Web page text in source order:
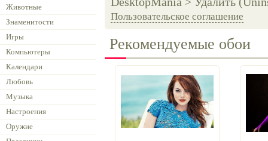
Животные
Знаменитости
Игры
Компьютеры
Календари
Любовь
Музыка
Настроения
Оружие
Пользовательское соглашение
Рекомендуемые обои